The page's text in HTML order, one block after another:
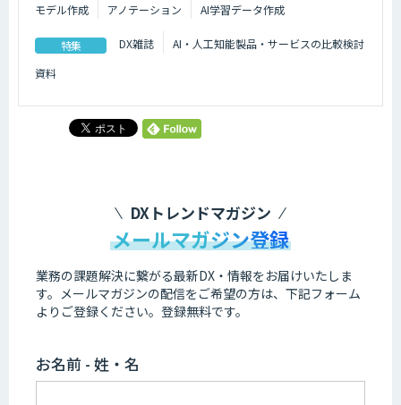
モデル作成
アノテーション AI学習データ作成
特集 DX雑誌
AI・人工知能製品・サービスの比較検討
資料
DXトレンドマガジン
メールマガジン登録
業務の課題解決に繋がる最新DX・情報をお届けいたしま
す。 メールマガジンの配信をご希望の方は、下記フォーム
よりご登録ください。登録無料です。
お名前 - 姓・名